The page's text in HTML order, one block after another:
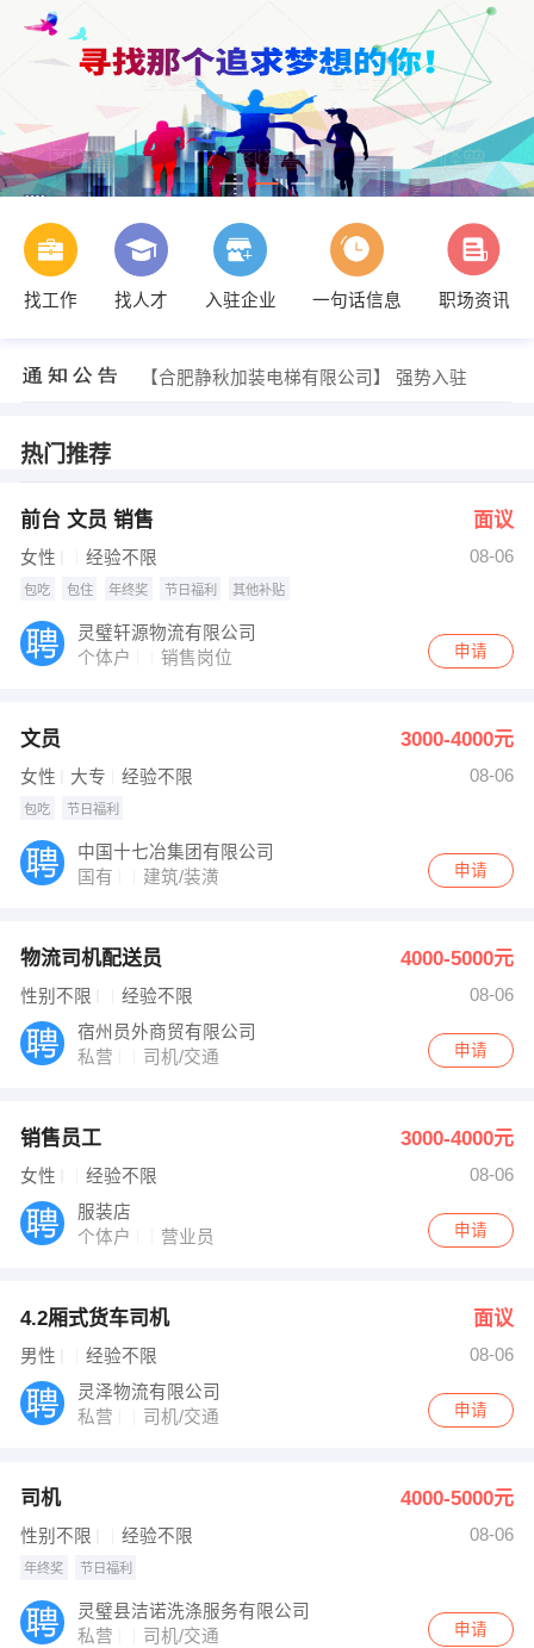
找工作 找人才 入驻企业 一句话信息
职场资讯
【合肥静秋加装电梯有限公司】 强势入驻
发布 [物流司机配送员 ] 招聘信息
发布 [4.2厢式货车司机 ] 招聘信息
【无明】 强势入驻
热门推荐
前台 文员 销售 面议
女性 经验不限 08-06
包吃 包住 年终奖 节日福利 其他补贴
灵璧轩源物流有限公司
个体户
销售岗位 申请
文员 3000-4000元
女性 大专 经验不限 08-06
包吃 节日福利
中国十七冶集团有限公司
国有
建筑/装潢 申请
物流司机配送员 4000-5000元
性别不限 经验不限
08-06
宿州员外商贸有限公司
私营
司机/交通 申请
销售员工 3000-4000元
女性 经验不限
08-06
服装店
个体户
营业员 申请
4.2厢式货车司机 面议
男性 经验不限
08-06
灵泽物流有限公司
私营
司机/交通 申请
司机 4000-5000元
性别不限 经验不限 08-06
年终奖 节日福利
灵璧县洁诺洗涤服务有限公司
私营
司机/交通 申请